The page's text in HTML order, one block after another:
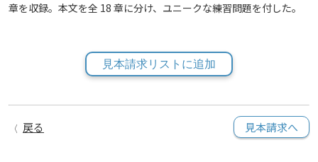
章を収録。本文を全 18 章に分け、ユニークな練習問題を付した。
見本請求リストに追加
戻る 見本請求へ